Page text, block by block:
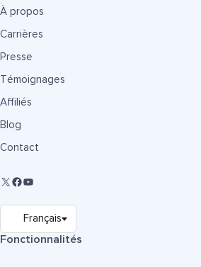
À propos
Carrières
Presse
Témoignages
Affiliés
Blog
Contact
Fonctionnalités